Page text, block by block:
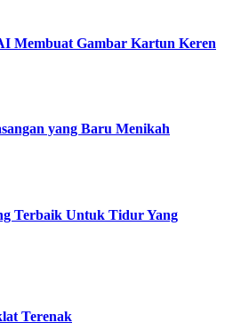
Membuat Gambar Kartun Keren
yang Baru Menikah
Terbaik Untuk Tidur Yang
Terenak